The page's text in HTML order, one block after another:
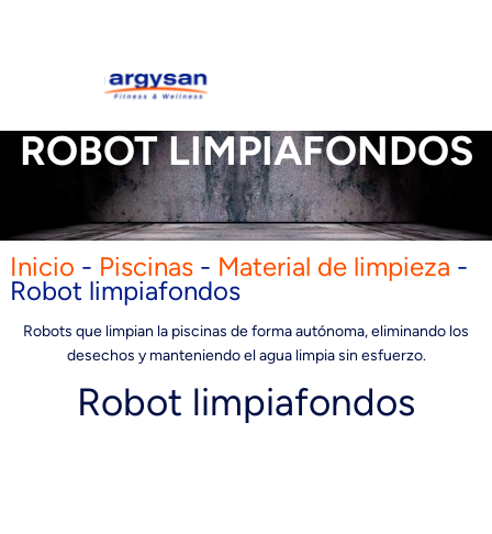
ROBOT LIMPIAFONDOS
Inicio - Piscinas- Material de limpieza -
Robot limpiafondos
Robots que limpian la piscinas de forma autónoma, eliminando los
desechos y manteniendo el agua limpia sin esfuerzo.
Robot limpiafondos